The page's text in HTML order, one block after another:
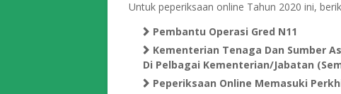
Untuk peperiksaan online Tahun 2020 ini,
Pembantu Operasi Gred N11
Kementerian Tenaga Dan Sumber
Di Pelbagai Kementerian/Jabatan
Peperiksaan Online Memasuki